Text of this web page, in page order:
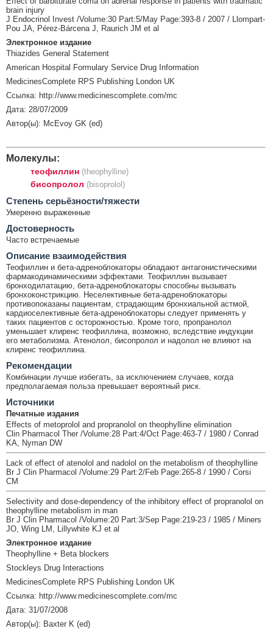
brain injury
J Endocrinol Invest /Volume:30 Part:5/May Page:393-8 / 2007 / Llompart-
Pou JA, Pérez-Bárcena J, Raurich JM et al
Электронное издание
Thiazides General Statement
American Hospital Formulary Service Drug Information
MedicinesComplete RPS Publishing London UK
Ссылка: http://www.medicinescomplete.com/mc
Дата: 28/07/2009
Автор(ы): McEvoy GK (ed)
Молекулы:
теофиллин (theophylline)
бисопролол (bisoprolol)
Cтепень серьёзности/тяжести
Умеренно выраженные
Достоверность
Часто встречаемые
Описание взаимодействия
Теофиллин и бета-адреноблокаторы обладают антагонистическими
фармакодинамическими эффектами. Теофиллин вызывает
бронходилатацию, бета-адреноблокаторы способны вызывать
бронхоконстрикцию. Неселективные бета-адреноблокаторы
противопоказаны пациентам, страдающим бронхиальной астмой,
кардиоселективные бета-адреноблокаторы следует применять у
таких пациентов с осторожностью. Кроме того, пропранолол
уменьшает клиренс теофиллина, возможно, вследствие индукции
его метаболизма. Атенолол, бисопролол и надолол не влияют на
клиренс теофиллина.
Рекомендации
Комбинации лучше избегать, за исключением случаев, когда
предполагаемая польза превышает вероятный риск.
Источники
Печатные издания
Effects of metoprolol and propranolol on theophylline elimination
Clin Pharmacol Ther /Volume:28 Part:4/Oct Page:463-7 / 1980 / Conrad
KA, Nyman DW
Lack of effect of atenolol and nadolol on the metabolism of theophylline
Br J Clin Pharmacol /Volume:29 Part:2/Feb Page:265-8 / 1990 / Corsi
CM
Selectivity and dose-dependency of the inhibitory effect of propranolol on
theophylline metabolism in man
Br J Clin Pharmacol /Volume:20 Part:3/Sep Page:219-23 / 1985 / Miners
JO, Wing LM, Lillywhite KJ et al
Электронное издание
Theophylline + Beta blockers
Stockleys Drug Interactions
MedicinesComplete RPS Publishing London UK
Ссылка: http://www.medicinescomplete.com/mc
Дата: 31/07/2008
Автор(ы): Baxter K (ed)